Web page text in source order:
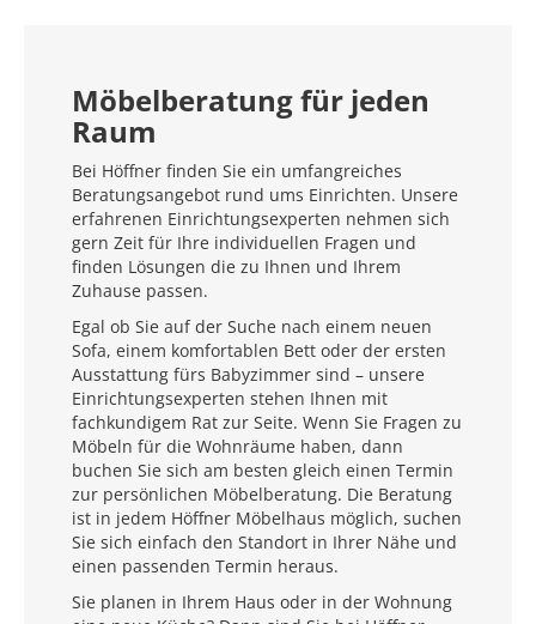
Möbelberatung für jeden
Raum
Bei Höffner finden Sie ein umfangreiches
Beratungsangebot rund ums Einrichten. Unsere
erfahrenen Einrichtungsexperten nehmen sich
gern Zeit für Ihre individuellen Fragen und
finden Lösungen die zu Ihnen und Ihrem
Zuhause passen.
Egal ob Sie auf der Suche nach einem neuen
Sofa, einem komfortablen Bett oder der ersten
Ausstattung fürs Babyzimmer sind – unsere
Einrichtungsexperten stehen Ihnen mit
fachkundigem Rat zur Seite. Wenn Sie Fragen zu
Möbeln für die Wohnräume haben, dann
buchen Sie sich am besten gleich einen Termin
zur persönlichen Möbelberatung. Die Beratung
ist in jedem Höffner Möbelhaus möglich, suchen
Sie sich einfach den Standort in Ihrer Nähe und
einen passenden Termin heraus.
Sie planen in Ihrem Haus oder in der Wohnung